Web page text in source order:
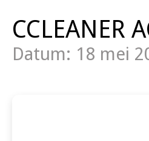
CCLEANER
Datum: 18 mei